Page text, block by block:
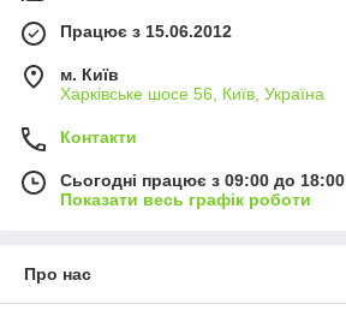
Працює з 15.06.2012
м. Київ
Харківське шосе 56, Київ, Україна
Контакти
Сьогодні працює з 09:00 до 18:00
Показати весь графік роботи
Про нас